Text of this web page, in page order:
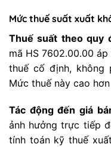
Mức thuế suất xuất
Thuế suất theo quy
mã HS 7602.00.00
thuế cố định, không
Mức thuế này cao
Tác động đến giá
ảnh hưởng trực tiếp
tính toán kỹ thuế